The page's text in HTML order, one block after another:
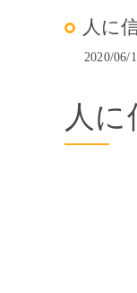
人に
2020/06/
人